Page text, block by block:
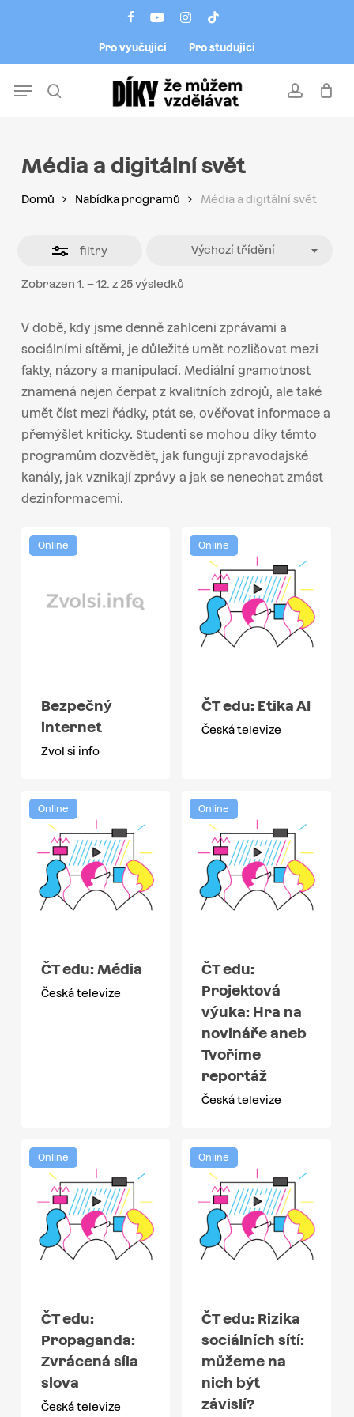
facebookyoutubeinstagram
tiktok
Pro vyučující Pro studující
account
Menu
Média a digitální svět
Domů Nabídka programů Média a digitální svět
filtry
Zobrazen 1. – 12. z 25 výsledků
Výchozí třídění
V době, kdy jsme denně zahlceni zprávami a
sociálními sítěmi, je důležité umět rozlišovat mezi
fakty, názory a manipulací. Mediální gramotnost
znamená nejen čerpat z kvalitních zdrojů, ale také
umět číst mezi řádky, ptát se, ověřovat informace a
přemýšlet kriticky. Studenti se mohou díky těmto
programům dozvědět, jak fungují zpravodajské
kanály, jak vznikají zprávy a jak se nenechat zmást
dezinformacemi.
Online
Bezpečný
internet
Zvol si info
Online
ČT edu: Etika AI
Česká televize
Online
ČT edu: Média
Česká televize
Online
ČT edu:
Projektová
výuka: Hra na
novináře aneb
Tvoříme
reportáž
Česká televize
Online
ČT edu:
Propaganda:
Zvrácená síla
slova
Česká televize
Online
ČT edu: Rizika
sociálních sítí:
můžeme na
nich být
závislí?